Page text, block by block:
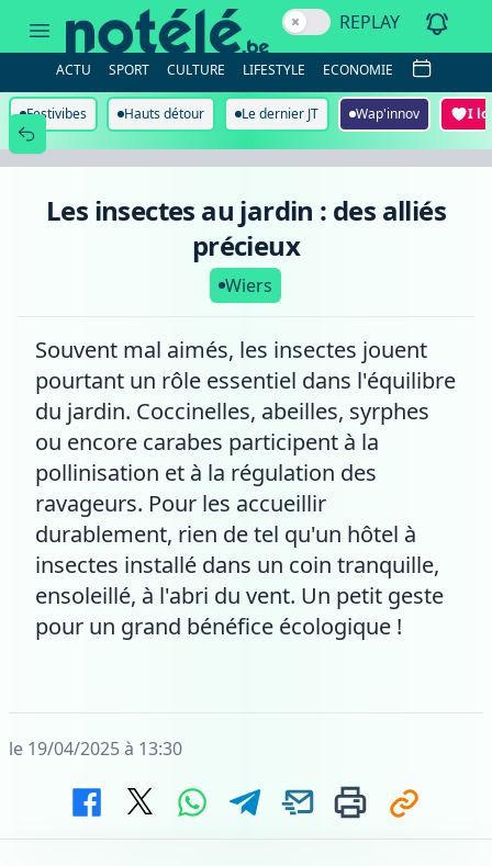
insectes
des
alliés
précieux
REPLAY
ACTU SPORT CULTURE LIFESTYLE ECONOMIE
Festivibes Hauts détour Le dernier JT Wap'innov I
Les insectes au jardin : des alliés
précieux
Wiers
Souvent mal aimés, les insectes jouent
pourtant un rôle essentiel dans l'équilibre
du jardin. Coccinelles, abeilles, syrphes
ou encore carabes participent à la
pollinisation et à la régulation des
ravageurs. Pour les accueillir
durablement, rien de tel qu'un hôtel à
insectes installé dans un coin tranquille,
ensoleillé, à l'abri du vent. Un petit geste
pour un grand bénéfice écologique !
le 19/04/2025 à 13:30